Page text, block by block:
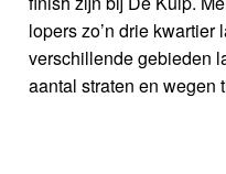
lopers zo’n drie kwartier
verschillende gebieden
aantal straten en wegen